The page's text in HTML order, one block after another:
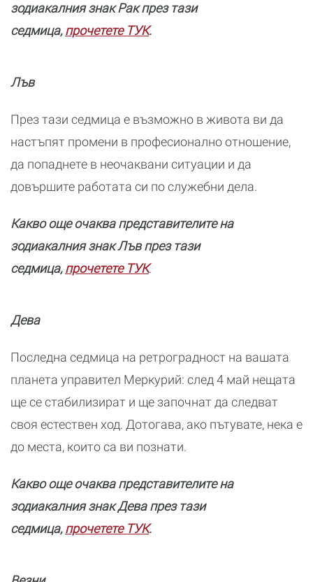
зодиакалния знак Рак през тази
седмица,прочетете ТУК.
Лъв
През тази седмица е възможно в живота ви да
настъпят промени в професионално отношение,
да попаднете в неочаквани ситуации и да
довършите работата си по служебни дела.
Какво още очаква представителите на
зодиакалния знак Лъв през тази
седмица,прочетете ТУК.
Дева
Последна седмица на ретроградност на вашата
планета управител Меркурий: след 4 май нещата
ще се стабилизират и ще започнат да следват
своя естествен ход. Дотогава, ако пътувате, нека е
до места, които са ви познати.
Какво още очаква представителите на
зодиакалния знак Дева през тази
седмица,прочетете ТУК.